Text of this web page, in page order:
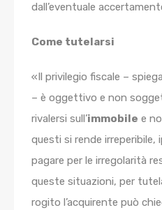
dall’eventuale
Come tutelarsi
«Il privilegio fiscale –
– è oggettivo e non
rivalersi sull’immobile e
questi si rende irreperibile,
pagare per le irregolarità
queste situazioni, per
rogito l’acquirente può